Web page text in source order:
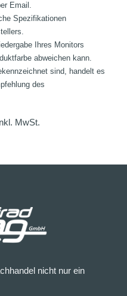
Email.
Spezifikationen
Ihres Monitors
abweichen kann.
sind, handelt es
des
MwSt.
nicht nur ein